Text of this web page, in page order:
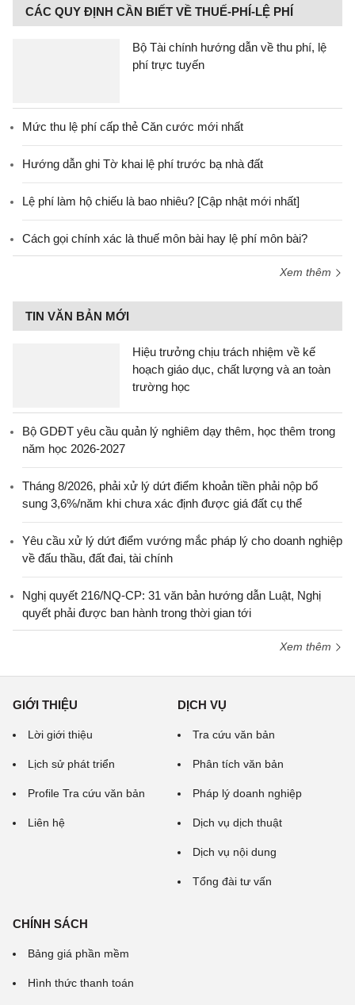
CÁC QUY ĐỊNH CẦN BIẾT VỀ THUẾ-PHÍ-LỆ PHÍ
Bộ Tài chính hướng dẫn về thu phí, lệ
phí trực tuyến
Mức thu lệ phí cấp thẻ Căn cước mới nhất
Hướng dẫn ghi Tờ khai lệ phí trước bạ nhà đất
Lệ phí làm hộ chiếu là bao nhiêu? [Cập nhật mới nhất]
Cách gọi chính xác là thuế môn bài hay lệ phí môn bài?
Xem thêm
TIN VĂN BẢN MỚI
Hiệu trưởng chịu trách nhiệm về kế
hoạch giáo dục, chất lượng và an toàn
trường học
Bộ GDĐT yêu cầu quản lý nghiêm dạy thêm, học thêm trong
năm học 2026-2027
Tháng 8/2026, phải xử lý dứt điểm khoản tiền phải nộp bổ
sung 3,6%/năm khi chưa xác định được giá đất cụ thể
Yêu cầu xử lý dứt điểm vướng mắc pháp lý cho doanh nghiệp
về đấu thầu, đất đai, tài chính
Nghị quyết 216/NQ-CP: 31 văn bản hướng dẫn Luật, Nghị
quyết phải được ban hành trong thời gian tới
Xem thêm
GIỚI THIỆU
Lời giới thiệu
Lịch sử phát triển
Profile Tra cứu văn bản
Liên hệ
DỊCH VỤ
Tra cứu văn bản
Phân tích văn bản
Pháp lý doanh nghiệp
Dịch vụ dịch thuật
Dịch vụ nội dung
Tổng đài tư vấn
CHÍNH SÁCH
Bảng giá phần mềm
Hình thức thanh toán